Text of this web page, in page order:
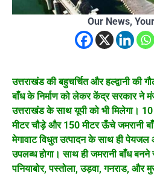
Our News,
उत्तराखंड की बहुचर्चित और हल्द्वानी की
बाँध के निर्माण को लेकर केंद्र सरकार ने
उत्तराखंड के साथ यूपी को भी मिलेगा।
मीटर चौड़े और 150 मीटर ऊँचे जमरानी
मेगावाट विधुत उत्पादन के साथ ही पेयजल
उपलब्ध होगा। साथ ही जमरानी बाँध बनने
पनियाबोर, पस्तोला, उड़वा, गनराड, और